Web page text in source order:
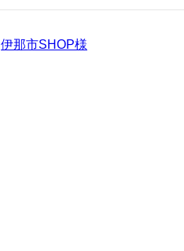
伊那市SHOP様